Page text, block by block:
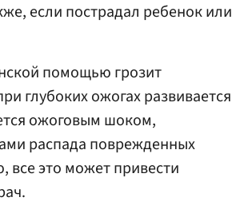
если пострадал ребенок или
помощью грозит
глубоких ожогах развивается
ожоговым шоком,
распада поврежденных
все это может привести